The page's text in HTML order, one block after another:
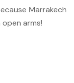
Marrakech
arms!